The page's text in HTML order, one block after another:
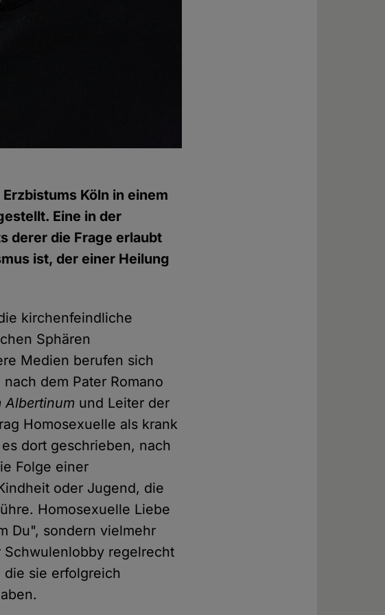
Köln in einem
Eine in der
derer die Frage erlaubt
ist, der einer Heilung
kirchenfeindliche
Sphären
Medien berufen sich
nach dem Pater Romano
Albertinum und Leiter der
Homosexuelle als krank
dort geschrieben, nach
Folge einer
oder Jugend, die
Homosexuelle Liebe
Du", sondern vielmehr
regelrecht
sie erfolgreich